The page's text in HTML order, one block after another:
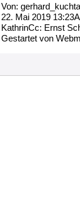
Von:
22. Mai 2019
KathrinCc: Ernst
Gestartet von